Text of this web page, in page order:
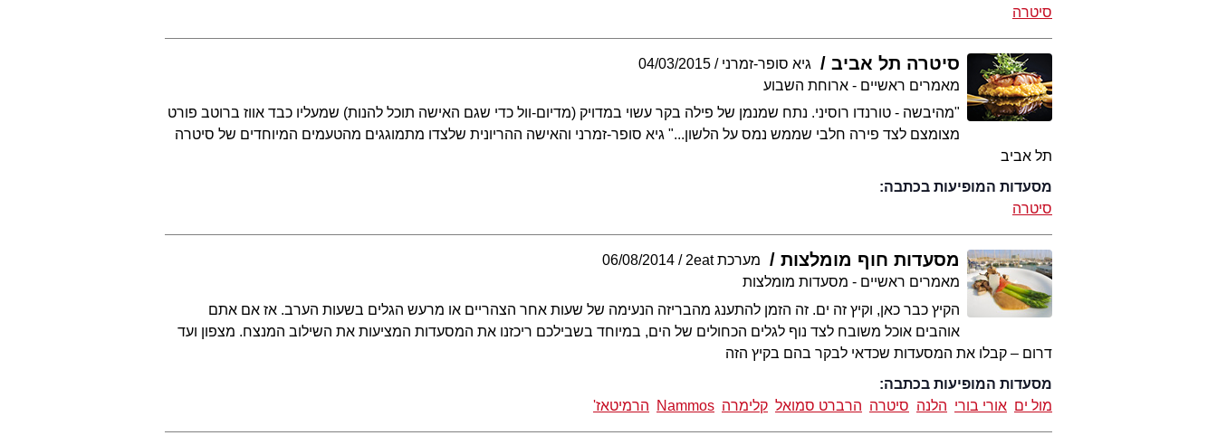
סיטרה
סיטרה תל אביב גיא סופר-זמרני
04/03/2015
מאמרים ראשיים - ארוחת השבוע
"מהיבשה - טורנדו רוסיני. נתח שמנמן של פילה בקר עשוי במדויק (מדיום-וול כדי שגם האישה תוכל להנות) שמעליו כבד אווז ברוטב פורט
מצומצם לצד פירה חלבי שממש נמס על הלשון..." גיא סופר-זמרני והאישה ההריונית שלצדו מתמוגגים מהטעמים המיוחדים של סיטרה
תל אביב
מסעדות המופיעות בכתבה:
סיטרה
מסעדות חוף מומלצות מערכת 2eat
06/08/2014
מאמרים ראשיים - מסעדות מומלצות
הקיץ כבר כאן, וקיץ זה ים. זה הזמן להתענג מהבריזה הנעימה של שעות אחר הצהריים או מרעש הגלים בשעות הערב. אז אם אתם
אוהבים אוכל משובח לצד נוף לגלים הכחולים של הים, במיוחד בשבילכם ריכזנו את המסעדות המציעות את השילוב המנצח. מצפון ועד
דרום – קבלו את המסעדות שכדאי לבקר בהם בקיץ הזה
מסעדות המופיעות בכתבה:
מול ים אורי בורי הלנה סיטרה הרברט סמואל קלימרה Nammos הרמיטאז'